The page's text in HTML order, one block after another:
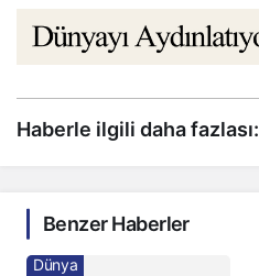
Haberle ilgili daha fazlası:
Benzer Haberler
Dünya